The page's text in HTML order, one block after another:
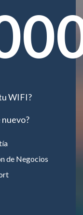
WIFI?
de Negocios